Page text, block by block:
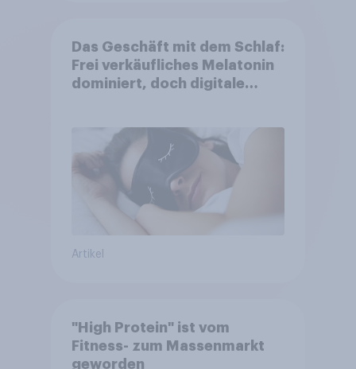
Das Geschäft mit dem Schlaf:
Frei verkäufliches Melatonin
dominiert, doch digitale
Artikel
"High Protein" ist vom
Fitness- zum Massenmarkt
geworden